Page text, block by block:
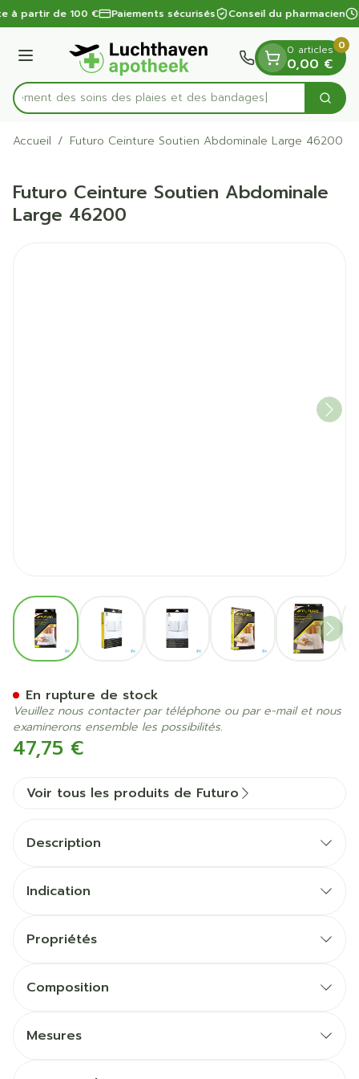
Aller au contenu
1 de 1
à partir de 100 € Paiements sécurisés Conseil du pharmacien
Menu
Rechercherdes soins des plaies et des bandages
0 articles
0,00 €
0
Accueil / Futuro Ceinture Soutien Abdominale Large 46200
Futuro Ceinture Soutien Abdominale
Large 46200
View larger imageView larger imageView larger imageView larger image
View
47,75 €
En rupture de stock
Veuillez nous contacter par téléphone ou par e-mail et nous
examinerons ensemble les possibilités.
Voir tous les produits de Futuro
Description
Indication
Propriétés
Indiqué pour: Support de base post-chirurgical
avec des attaches réglables pour un ajustement
Doublure douce pour le confort
Composition
Mesures